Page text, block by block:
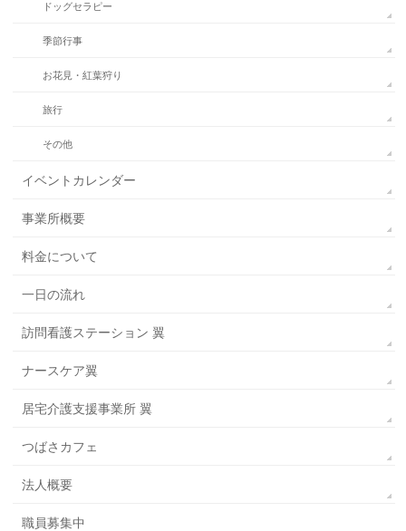
ドッグセラピー
季節行事
お花見・紅葉狩り
旅行
その他
イベントカレンダー
事業所概要
料金について
一日の流れ
訪問看護ステーション 翼
ナースケア翼
居宅介護支援事業所 翼
つばさカフェ
法人概要
職員募集中